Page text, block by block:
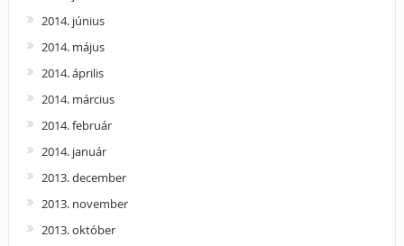
2014. június
2014. május
2014. április
2014. március
2014. február
2014. január
2013. december
2013. november
2013. október